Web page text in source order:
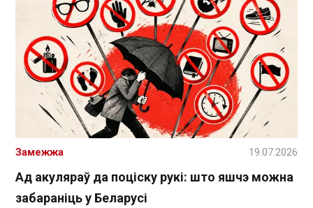
Ад акуляраў да поціску рукі: што яшчэ можна
забараніць у Беларусі
Замежжа 19.07.2026